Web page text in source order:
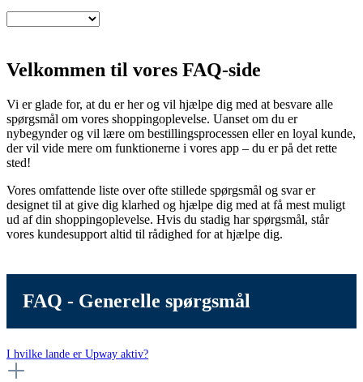
Velkommen til vores FAQ-side
Vi er glade for, at du er her og vil hjælpe dig med at besvare alle
spørgsmål om vores shoppingoplevelse. Uanset om du er
nybegynder og vil lære om bestillingsprocessen eller en loyal kunde,
der vil vide mere om funktionerne i vores app – du er på det rette
sted!
Vores omfattende liste over ofte stillede spørgsmål og svar er
designet til at give dig klarhed og hjælpe dig med at få mest muligt
ud af din shoppingoplevelse. Hvis du stadig har spørgsmål, står
vores kundesupport altid til rådighed for at hjælpe dig.
FAQ - Generelle spørgsmål
I hvilke lande er Upway aktiv?